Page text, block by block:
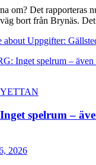
om? Det rapporteras
bort från Brynäs.
about Uppgifter:
spelrum –
2026